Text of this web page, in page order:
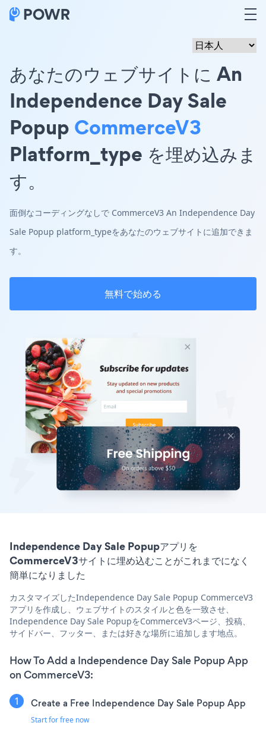
あなたのウェブサイトに An
Independence Day Sale
Popup CommerceV3
Platform_type を埋め込みま
す。
面倒なコーディングなしで CommerceV3 An Independence Day
Sale Popup platform_typeをあなたのウェブサイトに追加できま
す。
無料で始める
Independence Day Sale Popupアプリを
CommerceV3サイトに埋め込むことがこれまでになく
簡単になりました
カスタマイズしたIndependence Day Sale Popup CommerceV3
アプリを作成し、ウェブサイトのスタイルと色を一致させ、
Independence Day Sale PopupをCommerceV3ページ、投稿、
サイドバー、フッター、または好きな場所に追加します地点。
How To Add a Independence Day Sale Popup App
on CommerceV3:
Create a Free Independence Day Sale Popup App
Start for free now